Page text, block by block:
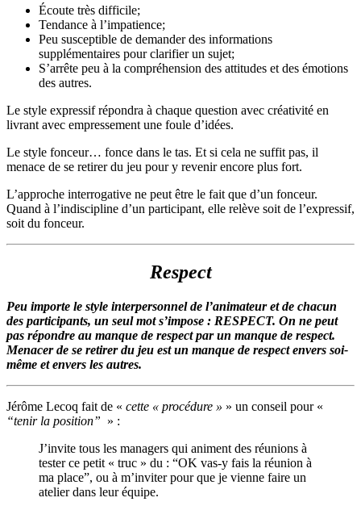
Écoute très difficile;
Tendance à l’impatience;
Peu susceptible de demander des informations
supplémentaires pour clarifier un sujet;
S’arrête peu à la compréhension des attitudes et des émotions
des autres.
Le style expressif répondra à chaque question avec créativité en
livrant avec empressement une foule d’idées.
Le style fonceur… fonce dans le tas. Et si cela ne suffit pas, il
menace de se retirer du jeu pour y revenir encore plus fort.
L’approche interrogative ne peut être le fait que d’un fonceur.
Quand à l’indiscipline d’un participant, elle relève soit de l’expressif,
soit du fonceur.
Respect
Peu importe le style interpersonnel de l’animateur et de chacun
des participants, un seul mot s’impose : RESPECT. On ne peut
pas répondre au manque de respect par un manque de respect.
Menacer de se retirer du jeu est un manque de respect envers soi-
même et envers les autres.
Jérôme Lecoq fait de « cette « procédure » » un conseil pour «
“tenir la position” » :
J’invite tous les managers qui animent des réunions à
tester ce petit « truc » du : “OK vas-y fais la réunion à
ma place”, ou à m’inviter pour que je vienne faire un
atelier dans leur équipe.